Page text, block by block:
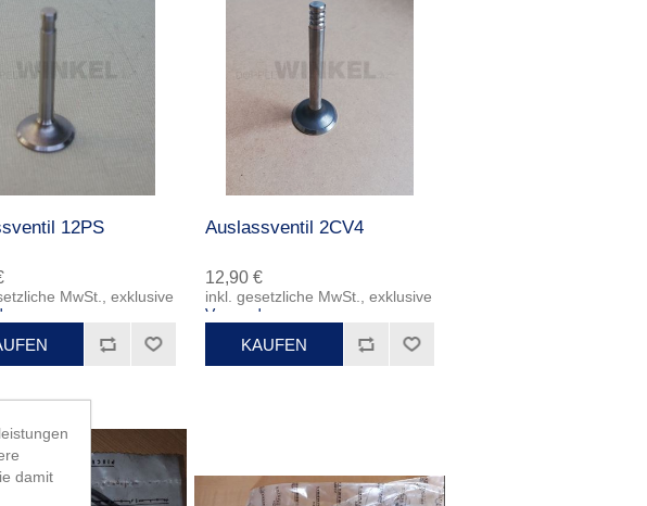
12PS
MwSt., exklusive
Auslassventil 2CV4
12,90 €
inkl. gesetzliche MwSt., exklusive
Versand
damit